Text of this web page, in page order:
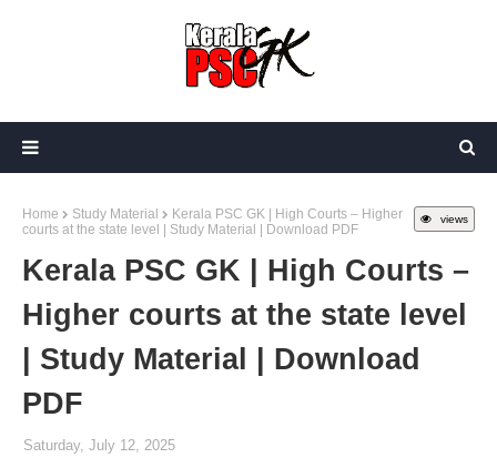
views
Home Study Material
Kerala PSC GK | High Courts – Higher
courts at the state level | Study Material | Download PDF
Kerala PSC GK | High Courts –
Higher courts at the state level
| Study Material | Download
PDF
Saturday, July 12, 2025